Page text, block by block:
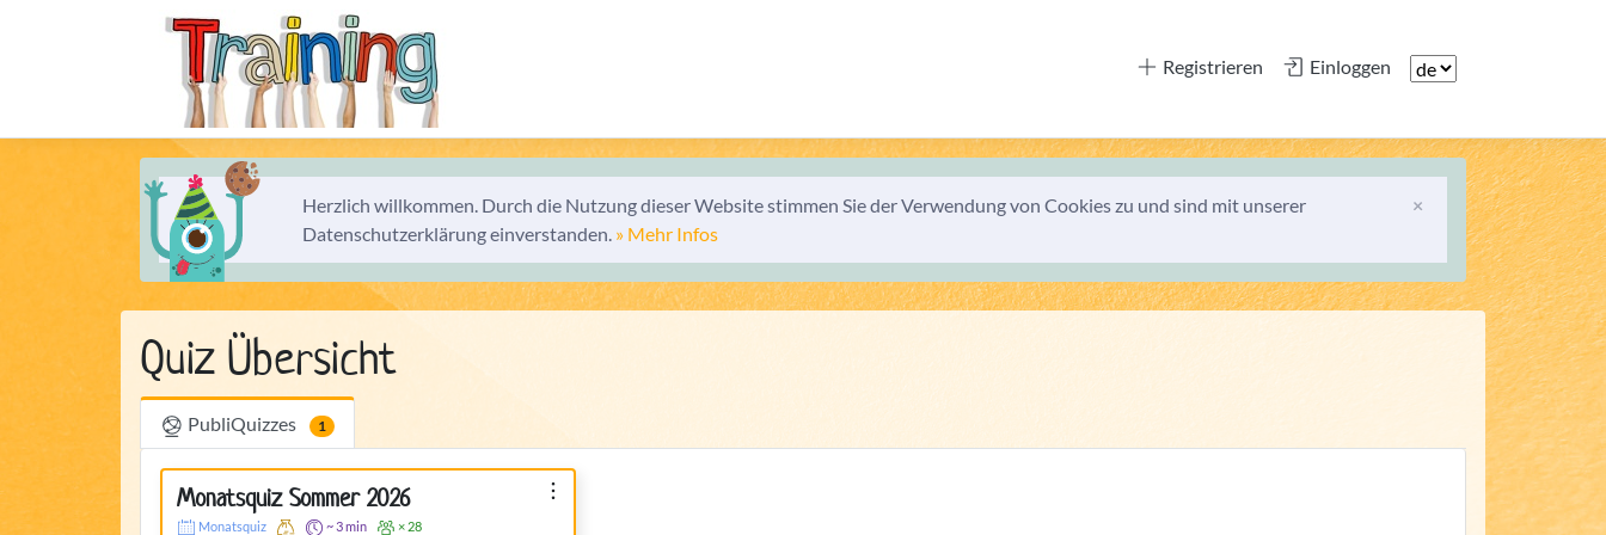
Registrieren Einloggen
Herzlich willkommen. Durch die Nutzung dieser Website stimmen Sie der Verwendung von Cookies zu und sind mit unserer
Datenschutzerklärung einverstanden. » Mehr Infos
×
Quiz Übersicht
PubliQuizzes 1
Monatsquiz Sommer 2026
Monatsquiz ~ 3 min × 28